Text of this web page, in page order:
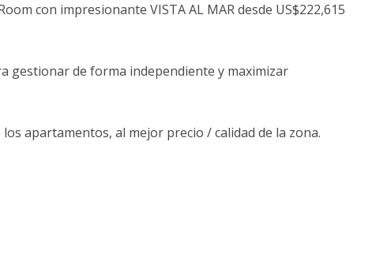
con impresionante VISTA AL MAR desde US$222,615
gestionar de forma independiente y maximizar
apartamentos, al mejor precio / calidad de la zona.